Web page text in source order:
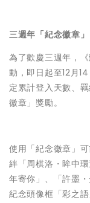
三週年「紀念徽章
為了歡慶三週年，
動，即日起至12月
定累計登入天數、
徽章」獎勵。
使用「紀念徽章」
絆「周棋洛・眸中
年寄你」、「許墨
紀念頭像框「彩之語